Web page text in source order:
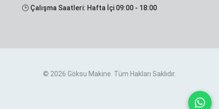
🕒 Çalışma Saatleri: Hafta İçi 09:00 - 18:00